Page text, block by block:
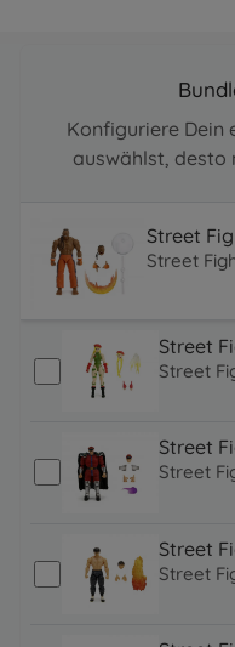
Konfiguriere Dein
auswählst, desto
Street
Street
Street
Street
Street
Street
Street
Street